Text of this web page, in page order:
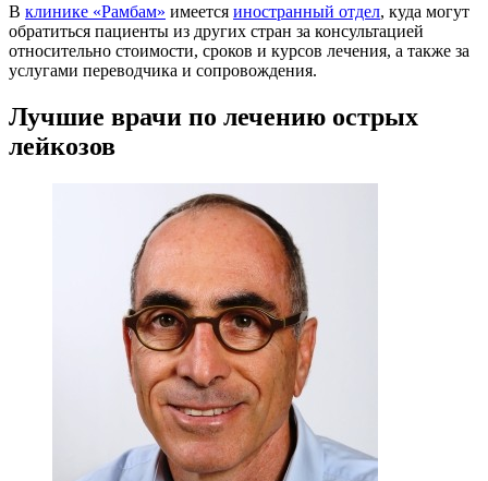
В клинике «Рамбам» имеется иностранный отдел, куда могут
обратиться пациенты из других стран за консультацией
относительно стоимости, сроков и курсов лечения, а также за
услугами переводчика и сопровождения.
Лучшие врачи по лечению острых
лейкозов